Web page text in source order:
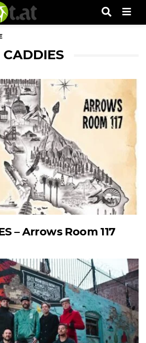
– Arrows Room 117